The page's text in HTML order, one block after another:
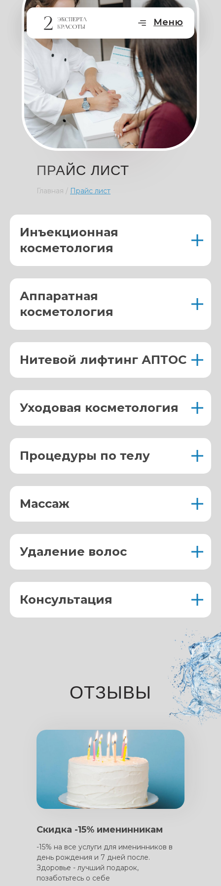
Меню
Главная / Прайс лист
ПРАЙС ЛИСТ
Инъекционная
косметология
Аппаратная
косметология
Нитевой лифтинг АПТОС
Уходовая косметология
Процедуры по телу
Массаж
Удаление волос
Консультация
ОТЗЫВЫ
Скидка -15% именинникам
-15% на все услуги для именинников в
день рождения и 7 дней после.
Здоровье - лучший подарок,
позаботьтесь о себе